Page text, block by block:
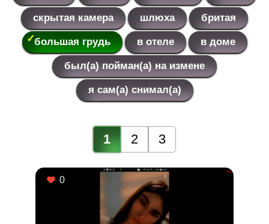
скрытая камера шлюха бритая
большая грудь в отеле в доме
был(а) пойман(а) на измене
я сам(а) снимал(а)
1 2 3
0